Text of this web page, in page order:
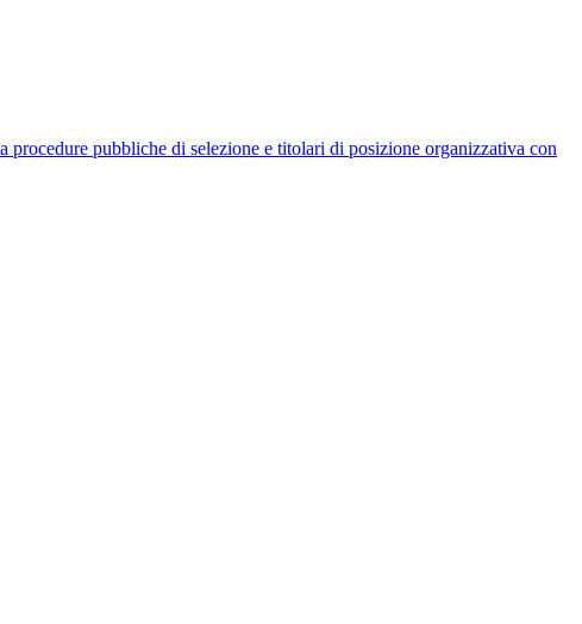
pubbliche di selezione e titolari di posizione organizzativa con